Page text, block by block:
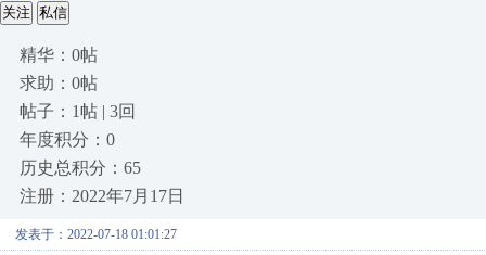
关注 私信
精华：0帖
求助：0帖
帖子：1帖 | 3回
年度积分：0
历史总积分：65
注册：2022年7月17日
发表于：2022-07-18 01:01:27